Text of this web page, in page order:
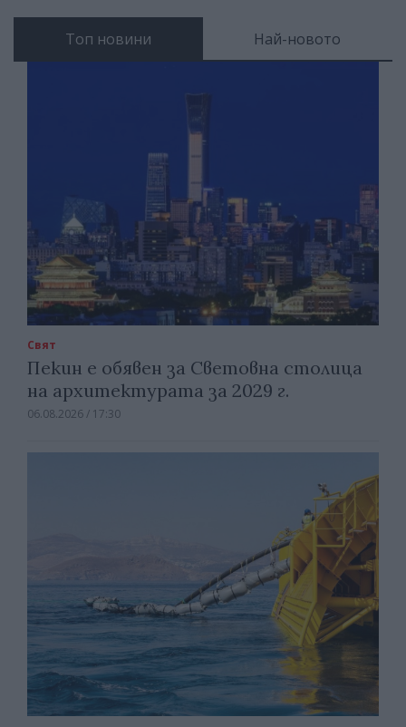
Топ новини Най-новото
Свят
Пекин е обявен за Световна столица
на архитектурата за 2029 г.
06.08.2026 / 17:30